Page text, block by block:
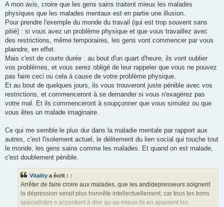
supplémentaire.
A mon avis, croire que les gens sains traitent mieux les malades
physiques que les malades mentaux est en partie une illusion.
Pour prendre l'exemple du monde du travail (qui est trop souvent sans
pitié) : si vous avez un problème physique et que vous travaillez avec
des restrictions, même temporaires, les gens vont commencer par vous
plaindre, en effet.
Mais c'est de courte durée : au bout d'un quart d'heure, ils vont oublier
vos problèmes, et vous serez obligé de leur rappeler que vous ne pouvez
pas faire ceci ou cela à cause de votre problème physique.
Et au bout de quelques jours, ils vous trouveront juste pénible avec vos
restrictions, et commenceront à se demander si vous n'exagérez pas
votre mal. Et ils commenceront à soupçonner que vous simulez ou que
vous êtes un malade imaginaire.
Ce qui me semble le plus dur dans la maladie mentale par rapport aux
autres, c'est l'isolement actuel, le délitement du lien social qui touche tout
le monde, les gens sains comme les malades. Et quand on est malade,
c'est doublement pénible.
Vitality a écrit : ↑
Arrêter de faire croire aux malades, que les andidepresseurs soignent
la dépression serait plus honnête intellectuellement, car tous les bons
spécialistes s accordent à dire qu au mieux ils en apaisent les